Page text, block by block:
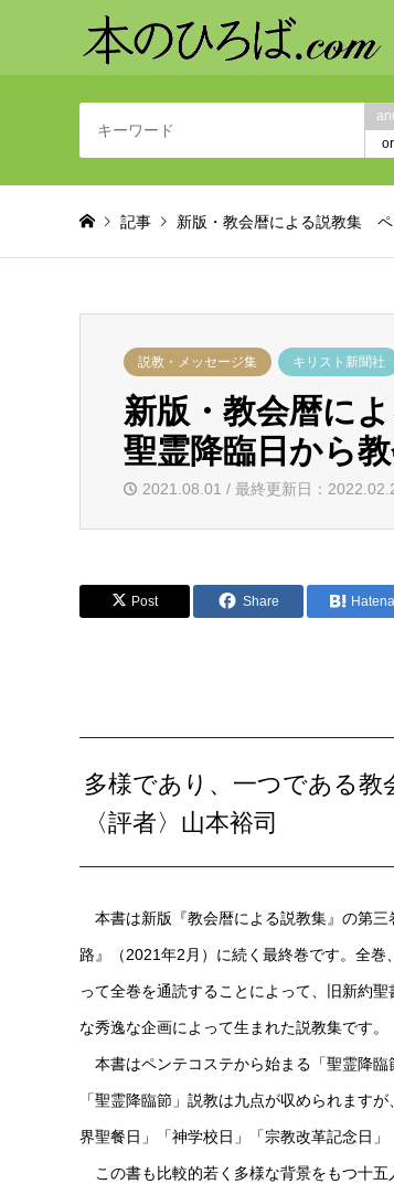
or
記事 新版・教会暦による説教集
説教・メッセージ集 キリスト新聞社
新版・教会暦に
聖霊降臨日から
2021.08.01 / 最終更新日：
Post Share Hatena
多様であり、一つである教
〈評者〉山本裕司
本書は新版『教会暦による説教集』の第
路』（2021年2月）に続く最終巻です。全
って全巻を通読することによって、旧新約
な秀逸な企画によって生まれた説教集です。
本書はペンテコステから始まる「聖霊降臨
「聖霊降臨節」説教は九点が収められます
界聖餐日」「神学校日」「宗教改革記念日
この書も比較的若く多様な背景をもつ十五